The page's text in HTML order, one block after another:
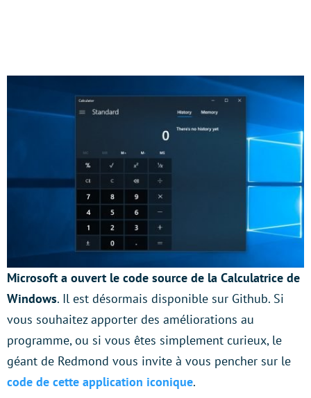
Microsoft a ouvert le code source de la Calculatrice de
Windows. Il est désormais disponible sur Github. Si
vous souhaitez apporter des améliorations au
programme, ou si vous êtes simplement curieux, le
géant de Redmond vous invite à vous pencher sur le
code de cette application iconique.